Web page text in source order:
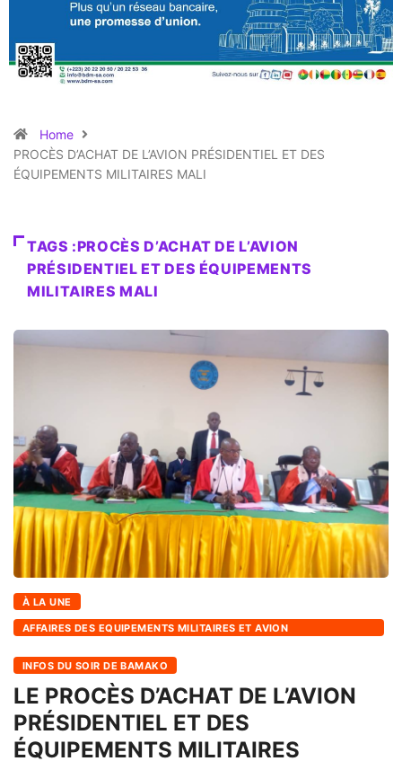
Home
PROCÈS D’ACHAT DE L’AVION PRÉSIDENTIEL ET DES
ÉQUIPEMENTS MILITAIRES MALI
TAGS :PROCÈS D’ACHAT DE L’AVION
PRÉSIDENTIEL ET DES ÉQUIPEMENTS
MILITAIRES MALI
À LA UNE
AFFAIRES DES EQUIPEMENTS MILITAIRES ET AVION
INFOS DU SOIR DE BAMAKO
LE PROCÈS D’ACHAT DE L’AVION
PRÉSIDENTIEL ET DES
ÉQUIPEMENTS MILITAIRES